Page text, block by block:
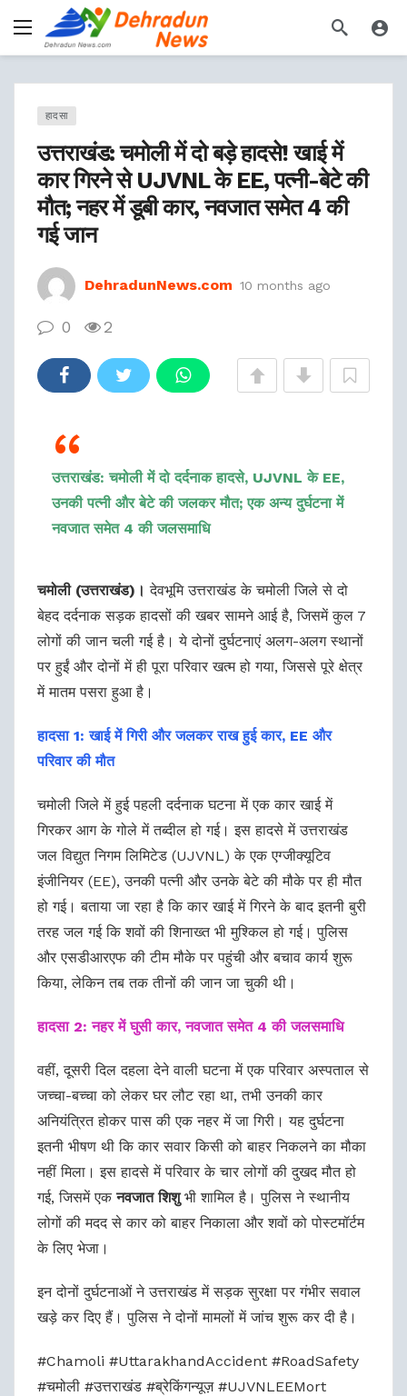
हादसा
उत्तराखंड: चमोली में दो बड़े हादसे! खाई में
कार गिरने से UJVNL के EE, पत्नी-बेटे की
मौत; नहर में डूबी कार, नवजात समेत 4 की
गई जान
DehradunNews.com 10 months ago
0 2
उत्तराखंड: चमोली में दो दर्दनाक हादसे, UJVNL के EE,
उनकी पत्नी और बेटे की जलकर मौत; एक अन्य दुर्घटना में
नवजात समेत 4 की जलसमाधि
चमोली (उत्तराखंड)। देवभूमि उत्तराखंड के चमोली जिले से दो
बेहद दर्दनाक सड़क हादसों की खबर सामने आई है, जिसमें कुल 7
लोगों की जान चली गई है। ये दोनों दुर्घटनाएं अलग-अलग स्थानों
पर हुईं और दोनों में ही पूरा परिवार खत्म हो गया, जिससे पूरे क्षेत्र
में मातम पसरा हुआ है।
हादसा 1: खाई में गिरी और जलकर राख हुई कार, EE और
परिवार की मौत
चमोली जिले में हुई पहली दर्दनाक घटना में एक कार खाई में
गिरकर आग के गोले में तब्दील हो गई। इस हादसे में उत्तराखंड
जल विद्युत निगम लिमिटेड (UJVNL) के एक एग्जीक्यूटिव
इंजीनियर (EE), उनकी पत्नी और उनके बेटे की मौके पर ही मौत
हो गई। बताया जा रहा है कि कार खाई में गिरने के बाद इतनी बुरी
तरह जल गई कि शवों की शिनाख्त भी मुश्किल हो गई। पुलिस
और एसडीआरएफ की टीम मौके पर पहुंची और बचाव कार्य शुरू
किया, लेकिन तब तक तीनों की जान जा चुकी थी।
हादसा 2: नहर में घुसी कार, नवजात समेत 4 की जलसमाधि
वहीं, दूसरी दिल दहला देने वाली घटना में एक परिवार अस्पताल से
जच्चा-बच्चा को लेकर घर लौट रहा था, तभी उनकी कार
अनियंत्रित होकर पास की एक नहर में जा गिरी। यह दुर्घटना
इतनी भीषण थी कि कार सवार किसी को बाहर निकलने का मौका
नहीं मिला। इस हादसे में परिवार के चार लोगों की दुखद मौत हो
गई, जिसमें एकनवजात शिशुभी शामिल है। पुलिस ने स्थानीय
लोगों की मदद से कार को बाहर निकाला और शवों को पोस्टमॉर्टम
के लिए भेजा।
इन दोनों दुर्घटनाओं ने उत्तराखंड में सड़क सुरक्षा पर गंभीर सवाल
खड़े कर दिए हैं। पुलिस ने दोनों मामलों में जांच शुरू कर दी है।
#Chamoli #UttarakhandAccident #RoadSafety
#चमोली #उत्तराखंड #ब्रेकिंगन्यूज़ #UJVNLEEMort